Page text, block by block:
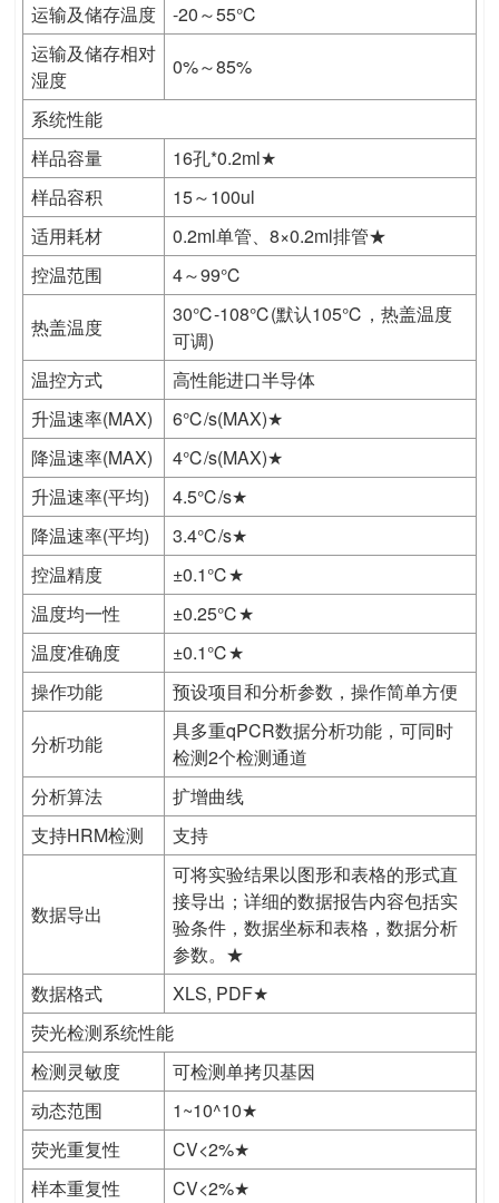
运输及储存温度
-20～55℃
运输及储存相对
湿度
0%～85%
系统性能
样品容量
16孔*0.2ml★
样品容积
15～100ul
适用耗材
0.2ml单管、8×0.2ml排管★
控温范围
4～99℃
热盖温度
30℃-108℃(默认105℃，热盖温度
可调)
温控方式
高性能进口半导体
升温速率(MAX)
6℃/s(MAX)★
降温速率(MAX)
4℃/s(MAX)★
升温速率(平均)
4.5℃/s★
降温速率(平均)
3.4℃/s★
控温精度
±0.1℃★
温度均一性
±0.25℃★
温度准确度
±0.1℃★
操作功能
预设项目和分析参数，操作简单方便
分析功能
具多重qPCR数据分析功能，可同时
检测2个检测通道
分析算法
扩增曲线
支持HRM检测
支持
数据导出
可将实验结果以图形和表格的形式直
接导出；详细的数据报告内容包括实
验条件，数据坐标和表格，数据分析
参数。★
数据格式
XLS, PDF★
荧光检测系统性能
检测灵敏度
可检测单拷贝基因
动态范围
1~10^10★
荧光重复性
CV<2%★
样本重复性
CV<2%★